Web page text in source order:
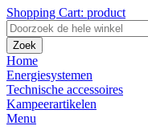
Shopping Cart: product
Zoek
Home
Energiesystemen
Technische accessoires
Kampeerartikelen
Menu